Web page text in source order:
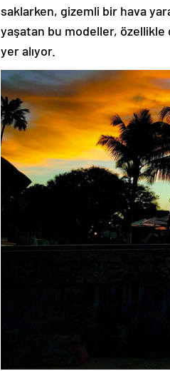
saklarken, gizemli bir hava
yaşatan bu modeller, özellikle
yer alıyor.